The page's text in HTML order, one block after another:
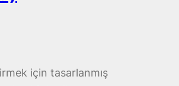
için tasarlanmış